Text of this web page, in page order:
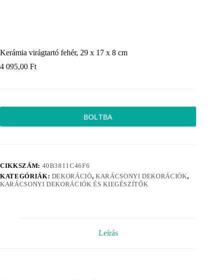
Kerámia virágtartó fehér, 29 x 17 x 8 cm
4 095,00 Ft
BOLTBA
CIKKSZÁM: 40B3811C46F6
KATEGÓRIÁK: DEKORÁCIÓ, KARÁCSONYI DEKORÁCIÓK,
KARÁCSONYI DEKORÁCIÓK ÉS KIEGÉSZÍTŐK
Leírás